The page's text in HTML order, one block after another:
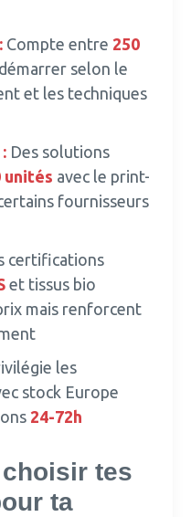
Compte entre 250
selon le
et les techniques
Des solutions
unités avec le print-
fournisseurs
certifications
et tissus bio
mais renforcent
les
stock Europe
24-72h
tes
ta